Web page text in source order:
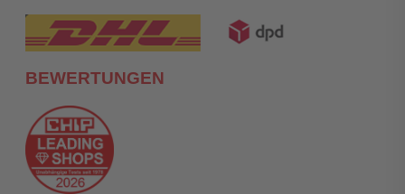
BEWERTUNGEN